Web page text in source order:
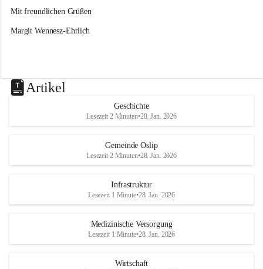
Mit freundlichen Grüßen
Margit Wennesz-Ehrlich
Artikel
Geschichte
Lesezeit 2 Minuten•28. Jan. 2026
Gemeinde Oslip
Lesezeit 2 Minuten•28. Jan. 2026
Infrastruktur
Lesezeit 1 Minute•28. Jan. 2026
Medizinische Versorgung
Lesezeit 1 Minute•28. Jan. 2026
Wirtschaft